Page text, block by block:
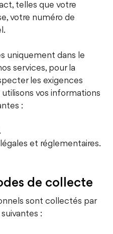
telles que votre
votre numéro de
uniquement dans le
services, pour la
les exigences
utilisons vos informations
:
et réglementaires.
de collecte
sont collectés par
: